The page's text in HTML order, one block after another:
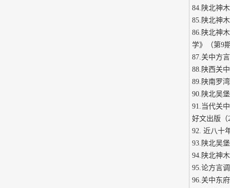
84.陕北神
85.陕北神
86.陕北神
学》（第9
87.关中方
88.陕西关
89.陕南罗
90.陕北吴
91.当代关
好文出版（
92. 近八十
93.陕北吴
94.陕北神
95.论方言
96.关中东